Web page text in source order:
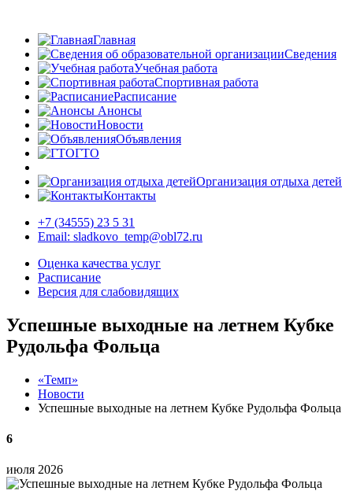
Главная
Сведения
Учебная работа
Спортивная работа
Расписание
Анонсы
Новости
Объявления
ГТО
Организация отдыха детей
Контакты
+7 (34555) 23 5 31
Email: sladkovo_temp@obl72.ru
Оценка качества услуг
Расписание
Версия для слабовидящих
Успешные выходные на летнем Кубке
Рудольфа Фольца
«Темп»
Новости
Успешные выходные на летнем Кубке Рудольфа Фольца
6
июля 2026